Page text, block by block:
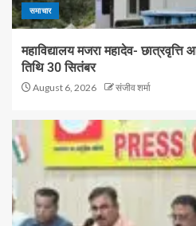
समाचार
महाविद्यालय मजरा महादेव-
तिथि 30 सितंबर
August 6, 2026 संजीव शर्मा